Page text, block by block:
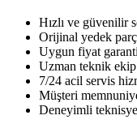
Hızlı ve güvenilir
Orijinal yedek
Uygun fiyat
Uzman teknik ekip
7/24 acil servis
Müşteri
Deneyimli